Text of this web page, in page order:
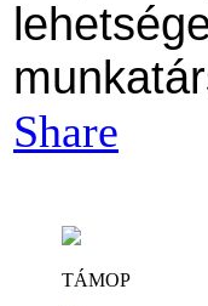
Share
TÁMOP